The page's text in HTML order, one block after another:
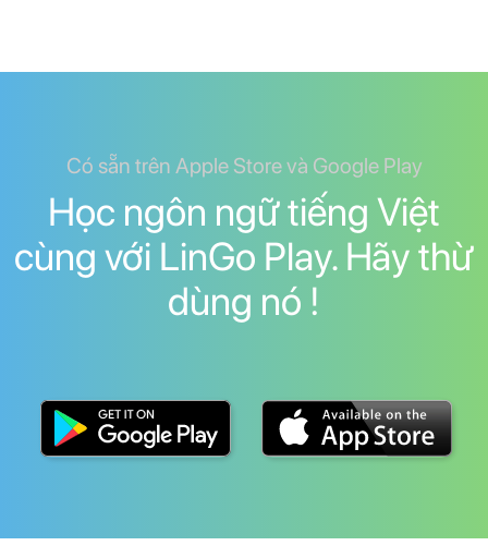
Có sẵn trên Apple Store và Google Play
Học ngôn ngữ tiếng Việt
cùng với LinGo Play. Hãy thừ
dùng nó !